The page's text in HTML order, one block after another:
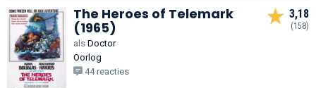
The Heroes of Telemark
(1965)
als Doctor
Oorlog
44 reacties
3,18
(158)